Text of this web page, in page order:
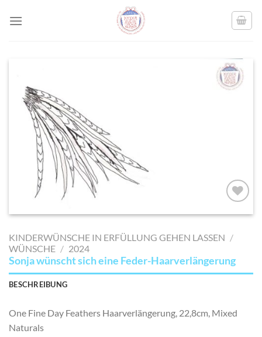
AUF MEINE
SETZEN
KINDERWÜNSCHE IN ERFÜLLUNG GEHEN LASSEN /
WÜNSCHE / 2024
Sonja wünscht sich eine Feder-Haarverlängerung
BESCHREIBUNG
One Fine Day Feathers Haarverlängerung, 22,8cm, Mixed
Naturals